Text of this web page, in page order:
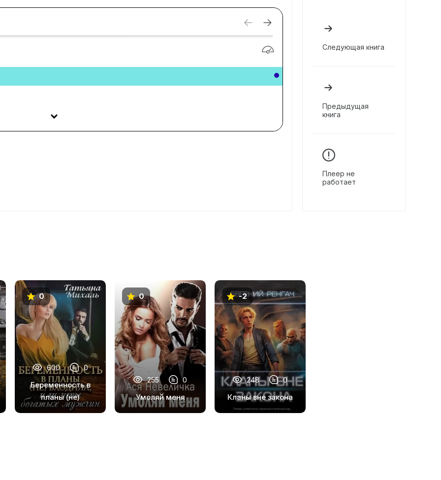
Следующая книга
Предыдущая
книга
Плеер не
работает
0
600 0
Беременность в
планы (не)
входила, или игры
0
255 0
Умоляй меня
-2
248 0
Кланы вне закона